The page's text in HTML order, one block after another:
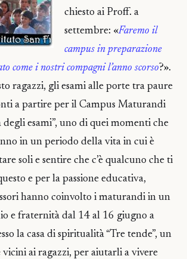
chiesto ai Proff. a
settembre: «Faremo il
campus in preparazione
come i nostri compagni l’anno scorso?».
ragazzi, gli esami alle porte tra paure
a partire per il Campus Maturandi
degli esami”, uno di quei momenti che
in un periodo della vita in cui è
soli e sentire che c’è qualcuno che ti
e per la passione educativa,
hanno coinvolto i maturandi in un
e fraternità dal 14 al 16 giugno a
la casa di spiritualità “Tre tende”, un
ai ragazzi, per aiutarli a vivere